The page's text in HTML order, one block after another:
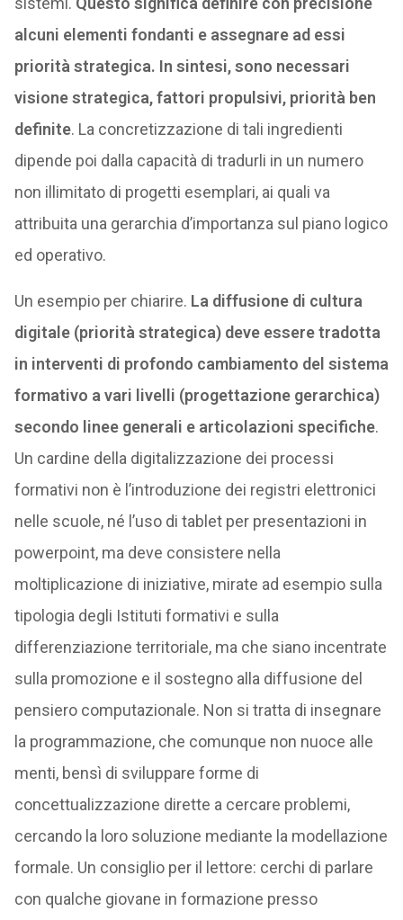
alcuni elementi fondanti e assegnare ad essi
priorità strategica. In sintesi, sono necessari
visione strategica, fattori propulsivi, priorità ben
definite. La concretizzazione di tali ingredienti
dipende poi dalla capacità di tradurli in un numero
non illimitato di progetti esemplari, ai quali va
attribuita una gerarchia d’importanza sul piano logico
ed operativo.
Un esempio per chiarire. La diffusione di cultura
digitale (priorità strategica) deve essere tradotta
in interventi di profondo cambiamento del sistema
formativo a vari livelli (progettazione gerarchica)
secondo linee generali e articolazioni specifiche.
Un cardine della digitalizzazione dei processi
formativi non è l’introduzione dei registri elettronici
nelle scuole, né l’uso di tablet per presentazioni in
powerpoint, ma deve consistere nella
moltiplicazione di iniziative, mirate ad esempio sulla
tipologia degli Istituti formativi e sulla
differenziazione territoriale, ma che siano incentrate
sulla promozione e il sostegno alla diffusione del
pensiero computazionale. Non si tratta di insegnare
la programmazione, che comunque non nuoce alle
menti, bensì di sviluppare forme di
concettualizzazione dirette a cercare problemi,
cercando la loro soluzione mediante la modellazione
formale. Un consiglio per il lettore: cerchi di parlare
con qualche giovane in formazione presso